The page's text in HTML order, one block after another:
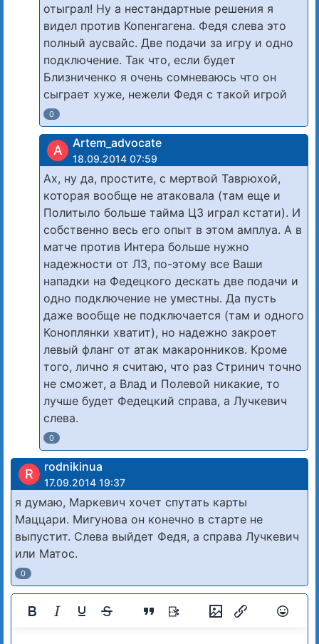
отыграл! Ну а нестандартные решения я
видел против Копенгагена. Федя слева это
полный аусвайс. Две подачи за игру и одно
подключение. Так что, если будет
Близниченко я очень сомневаюсь что он
сыграет хуже, нежели Федя с такой игрой
0
A Artem_advocate
18.09.2014 07:59
Ах, ну да, простите, с мертвой Таврюхой,
которая вообще не атаковала (там еще и
Политыло больше тайма ЦЗ играл кстати). И
собственно весь его опыт в этом амплуа. А в
матче против Интера больше нужно
надежности от ЛЗ, по-этому все Ваши
нападки на Федецкого дескать две подачи и
одно подключение не уместны. Да пусть
даже вообще не подключается (там и одного
Коноплянки хватит), но надежно закроет
левый фланг от атак макаронников. Кроме
того, лично я считаю, что раз Стринич точно
не сможет, а Влад и Полевой никакие, то
лучше будет Федецкий справа, а Лучкевич
слева.
0
R rodnikinua
17.09.2014 19:37
я думаю, Маркевич хочет спутать карты
Маццари. Мигунова он конечно в старте не
выпустит. Слева выйдет Федя, а справа Лучкевич
или Матос.
0